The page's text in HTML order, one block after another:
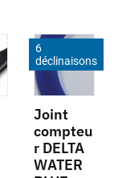
6
déclinaisons
Joint
compteu
r DELTA
WATER